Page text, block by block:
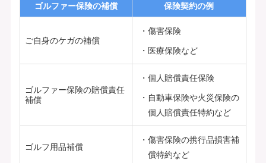
ゴルファー保険の補償 保険契約の例
ご自身のケガの補償
傷害保険
医療保険など
ゴルファー保険の賠償責任
補償
個人賠償責任保険
自動車保険や火災保険の
個人賠償責任特約など
ゴルフ用品補償
傷害保険の携行品損害補
償特約など